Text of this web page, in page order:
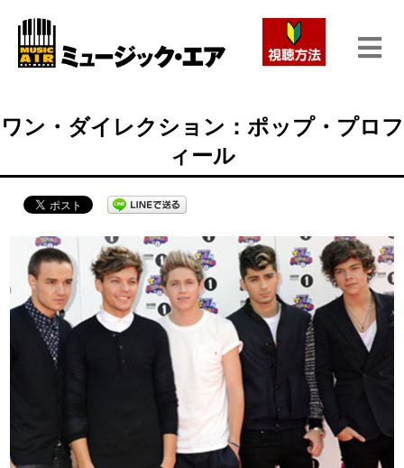
ワン・ダイレクション：ポップ・プロフ
ィール